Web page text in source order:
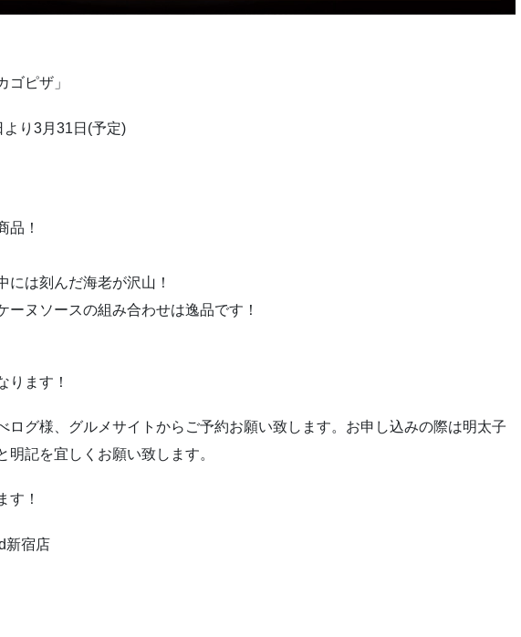
ゴピザ」
り3月31日(予定)
品！
には刻んだ海老が沢山！
ーヌソースの組み合わせは逸品です！
ります！
ログ様、グルメサイトからご予約お願い致します。お申し込みの際は明太子
明記を宜しくお願い致します。
す！
新宿店